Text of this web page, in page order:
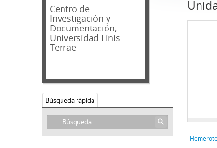
Centro de
Investigación y
Documentación,
Universidad Finis
Terrae
Búsqueda rápida